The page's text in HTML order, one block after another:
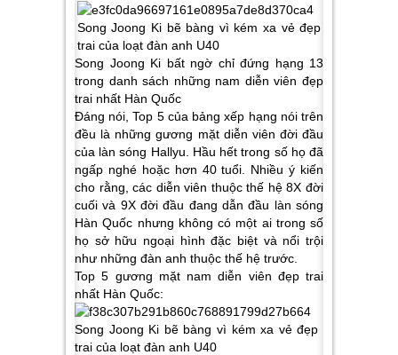
Song Joong Ki bất ngờ chỉ đứng hạng 13
trong danh sách những nam diễn viên đẹp
trai nhất Hàn Quốc
Đáng nói, Top 5 của bảng xếp hạng nói trên
đều là những gương mặt diễn viên đời đầu
của làn sóng Hallyu. Hầu hết trong số họ đã
ngấp nghé hoặc hơn 40 tuổi. Nhiều ý kiến
cho rằng, các diễn viên thuộc thế hệ 8X đời
cuối và 9X đời đầu đang dẫn đầu làn sóng
Hàn Quốc nhưng không có một ai trong số
họ sở hữu ngoại hình đặc biệt và nổi trội
như những đàn anh thuộc thế hệ trước.
Top 5 gương mặt nam diễn viên đẹp trai
nhất Hàn Quốc: